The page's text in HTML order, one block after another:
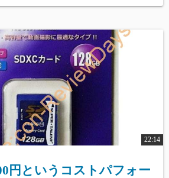
22:14
円というコストパフォー